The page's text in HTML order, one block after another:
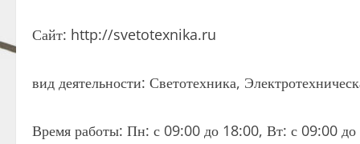
Сайт: http://svetotexnika.ru
вид деятельности: Светотехника,
Время работы: Пн: с 09:00 до 18:00, Вт: с 09:00